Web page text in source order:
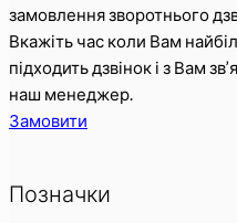
замовлення зворотнього
Вкажіть час коли Вам
підходить дзвінок і з Вам
наш менеджер.
Замовити
Позначки